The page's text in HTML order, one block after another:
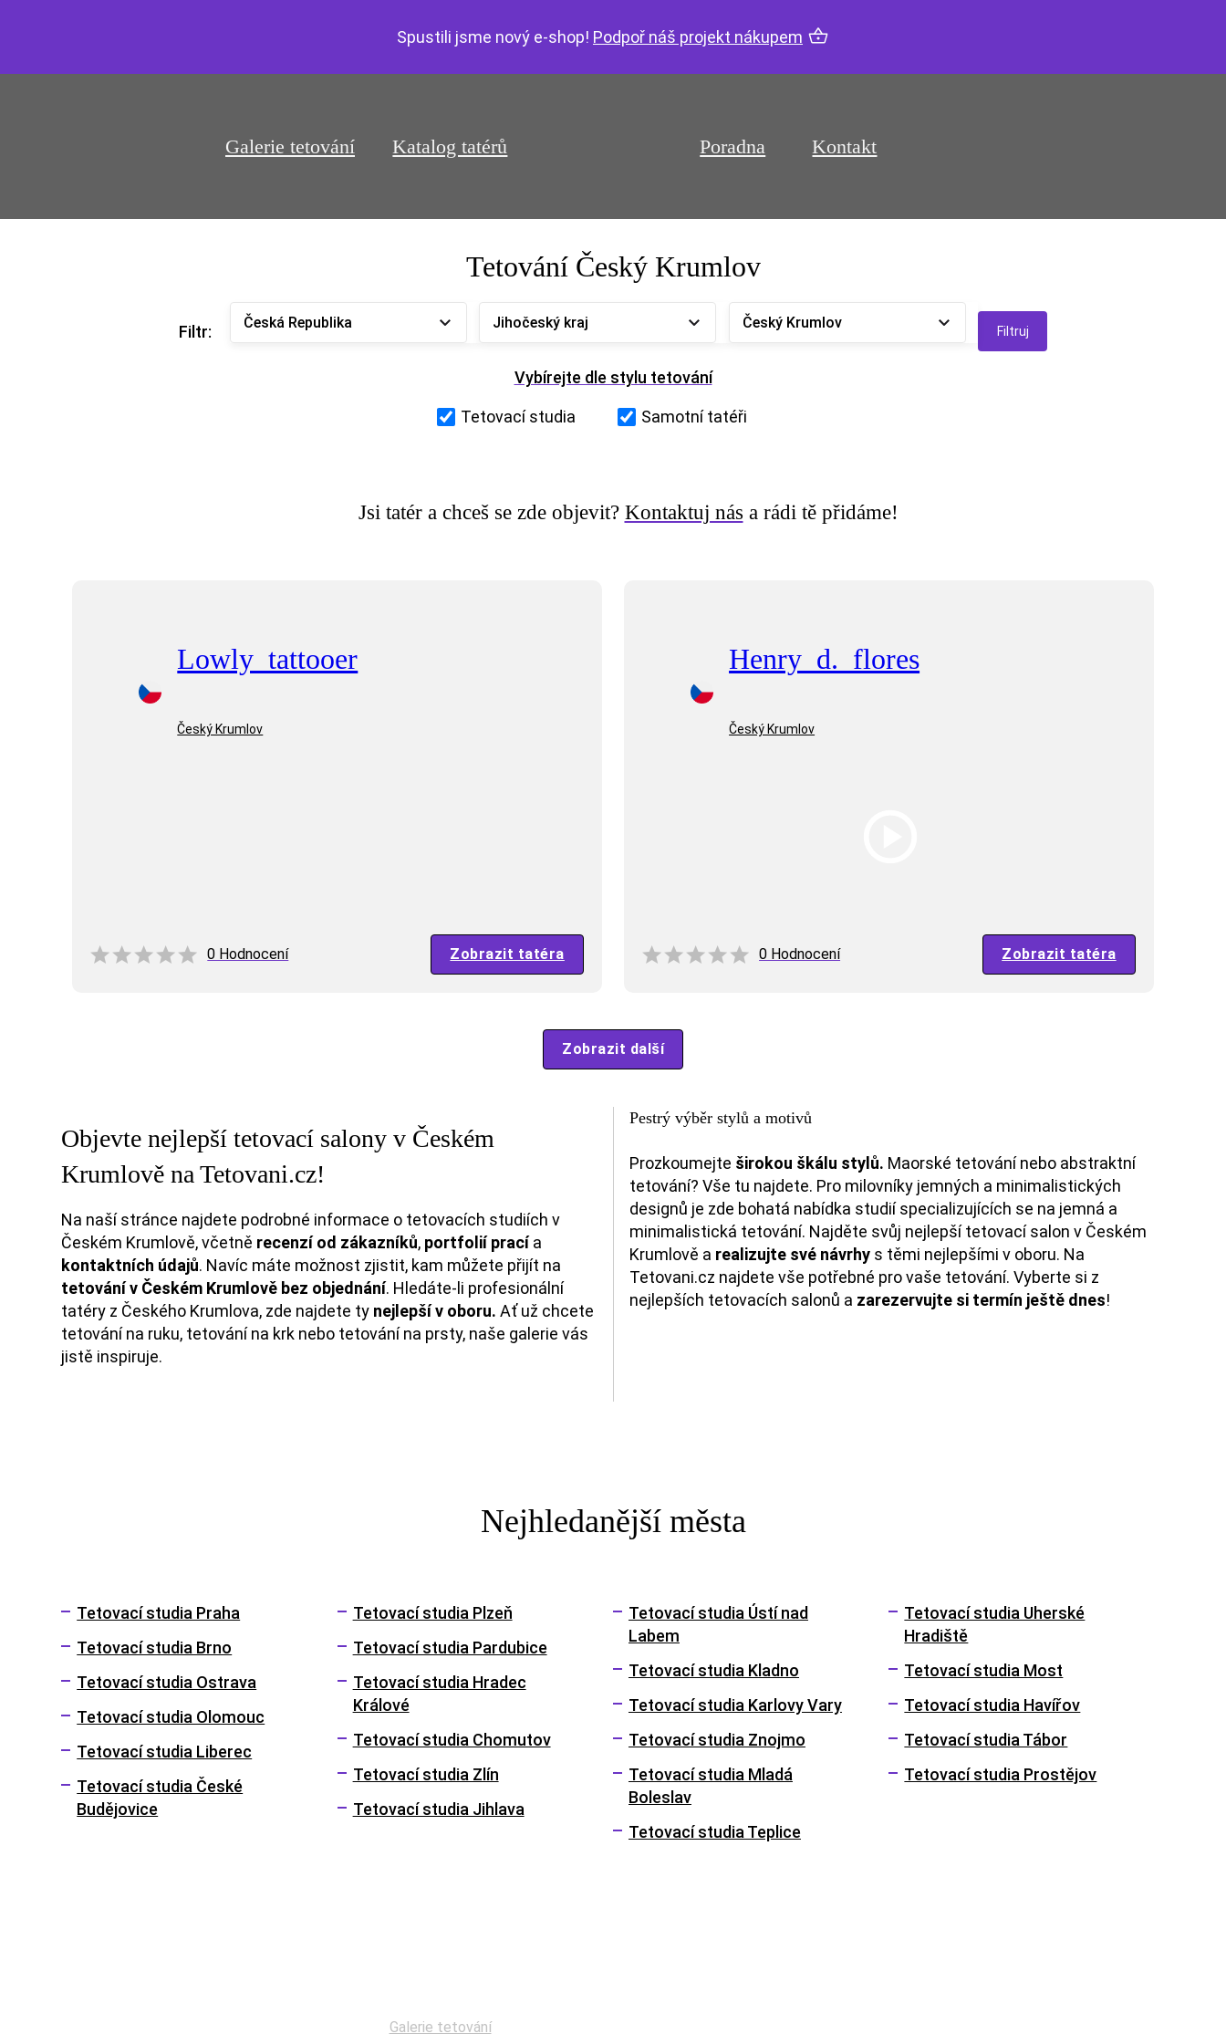
Spustili jsme nový e-shop! Podpoř náš projekt nákupem
Galerie tetování Katalog tatérů Poradna Kontakt
Tetování Český Krumlov
Filtr: Česká Republika Jihočeský kraj Český Krumlov
Vybírejte dle stylu tetování
Tetovací studia Samotní tatéři
Jsi tatér a chceš se zde objevit? Kontaktuj nás a rádi tě přidáme!
Lowly_tattooer
Český Krumlov
0 Hodnocení Zobrazit tatéra
Henry_d._flores
Český Krumlov
0 Hodnocení Zobrazit tatéra
Zobrazit další
Objevte nejlepší tetovací salony v Českém
Krumlově na Tetovani.cz!
Na naší stránce najdete podrobné informace o tetovacích studiích v
Českém Krumlově, včetně recenzí od zákazníků, portfolií pracía
kontaktních údajů. Navíc máte možnost zjistit, kam můžete přijít na
tetování v Českém Krumlově bez objednání. Hledáte-li profesionální
tatéry z Českého Krumlova, zde najdete ty nejlepší v oboru. Ať už chcete
tetování na ruku, tetování na krk nebo tetování na prsty, naše galerie vás
jistě inspiruje.
Pestrý výběr stylů a motivů
Prozkoumejte širokou škálu stylů. Maorské tetování nebo abstraktní
tetování? Vše tu najdete. Pro milovníky jemných a minimalistických
designů je zde bohatá nabídka studií specializujících se na jemná a
minimalistická tetování. Najděte svůj nejlepší tetovací salon v Českém
Krumlově a realizujte své návrhy s těmi nejlepšími v oboru. Na
Tetovani.cz najdete vše potřebné pro vaše tetování. Vyberte si z
nejlepších tetovacích salonů a zarezervujte si termín ještě dnes!
Nejhledanější města
Tetovací studia Praha
Tetovací studia Brno
Tetovací studia Ostrava
Tetovací studia Olomouc
Tetovací studia Liberec
Tetovací studia České
Budějovice
Tetovací studia Plzeň
Tetovací studia Pardubice
Tetovací studia Hradec
Králové
Tetovací studia Chomutov
Tetovací studia Zlín
Tetovací studia Jihlava
Tetovací studia Ústí nad
Labem
Tetovací studia Kladno
Tetovací studia Karlovy Vary
Tetovací studia Znojmo
Tetovací studia Mladá
Boleslav
Tetovací studia Teplice
Tetovací studia Uherské
Hradiště
Tetovací studia Most
Tetovací studia Havířov
Tetovací studia Tábor
Tetovací studia Prostějov
Galerie tetování